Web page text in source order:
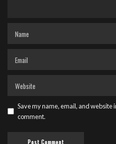
Save my name, email, and website
comment.